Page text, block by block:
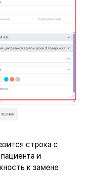
строка с
и
к замене